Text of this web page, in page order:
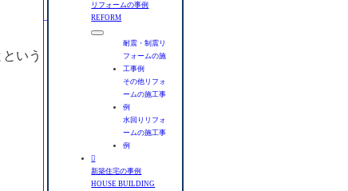
いう
リフォームの事例
REFORM
耐震・制震リ
フォームの施
工事例
その他リフォ
ームの施工事
例
水回りリフォ
ームの施工事
例

新築住宅の事例
HOUSE BUILDING